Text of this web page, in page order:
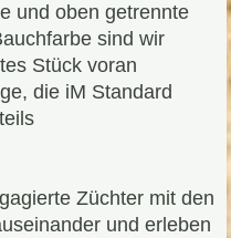
und oben getrennte
sind wir
Stück voran
die iM Standard
Züchter mit den
und erleben